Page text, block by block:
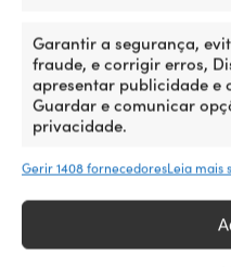
Garantir a segurança,
fraude, e corrigir erros,
apresentar publicidade e
Guardar e comunicar
privacidade.
Gerir 1408 fornecedoresLeia mais